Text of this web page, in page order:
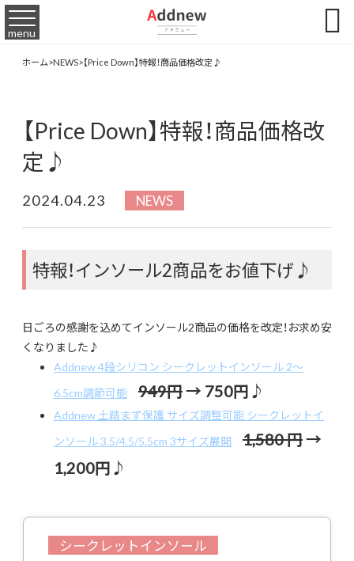
menu 
ホーム>NEWS>【Price Down】特報！商品価格改定♪
【Price Down】特報！商品価格改
定♪
2024.04.23 NEWS
特報！インソール2商品をお値下げ♪
日ごろの感謝を込めてインソール2商品の価格を改定！お求め安
くなりました♪
Addnew 4段シリコン シークレットインソール 2〜
6.5cm調節可能
949円→ 750円♪
Addnew 土踏まず保護 サイズ調整可能 シークレットイ
ンソール 3.5/4.5/5.5cm 3サイズ展開
1,580 円→
1,200円♪
シークレットインソール